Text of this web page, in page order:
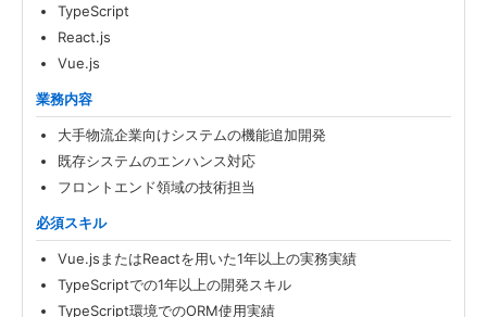
TypeScript
React.js
Vue.js
業務内容
大手物流企業向けシステムの機能追加開発
既存システムのエンハンス対応
フロントエンド領域の技術担当
必須スキル
Vue.jsまたはReactを用いた1年以上の実務実績
TypeScriptでの1年以上の開発スキル
TypeScript環境でのORM使用実績